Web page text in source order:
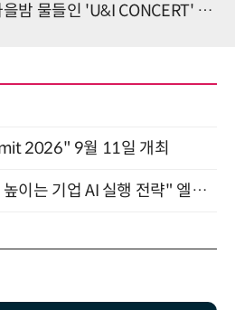
물들인 'U&I CONCERT' 성료
2026" 9월 11일 개최
"AI ROI 시대, 투자 성과 높이는 기업 AI 실행 전략" 엘타워 6층 (9월 18일)